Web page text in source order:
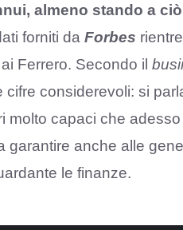
almeno stando a
forniti da Forbes
Ferrero. Secondo il
cifre considerevoli: si
molto capaci che
garantire anche alle
le finanze.